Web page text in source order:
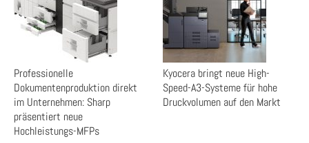
Professionelle
Dokumentenproduktion direkt
im Unternehmen: Sharp
präsentiert neue
Hochleistungs-MFPs
Kyocera bringt neue High-
Speed-A3-Systeme für hohe
Druckvolumen auf den Markt